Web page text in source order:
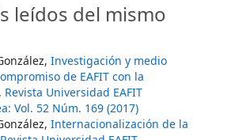
leídos del mismo
Investigación y medio
de EAFIT con la
, Revista Universidad EAFIT
Vol. 52 Núm. 169 (2017)
Internacionalización de la